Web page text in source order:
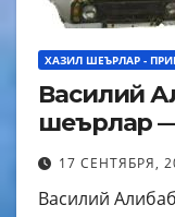
ХАЗИЛ ШЕЪРЛАР -
Василий
шеърлар
17 СЕНТЯБРЯ,
Василий